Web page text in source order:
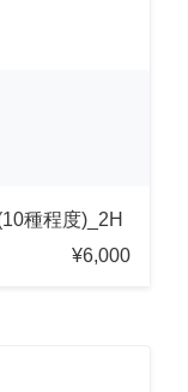
種程度)_2H
¥6,000